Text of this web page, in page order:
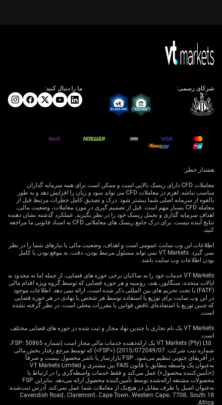
چشم‌انداز سیاست پولی و
پیامدهای بازار
با توجه به چشم‌انداز فعلی، سیاست پولی را در جای درست
می‌بینیم؛ یعنی انتظار تغییر نرخ بهره در آینده نزدیک را نداریم.
به نظر می‌رسد فدرال رزرو با ثابت نگه داشتن سیاست راحت
باقی‌مانده سال را از قیمت‌گذاری بازار کنار می‌گذاریم. این
ثبات نشان می‌دهد مشتقات نرخ بهره کوتاه‌مدت، مانند
معامله خواهند شد.
ما ریسک‌های صعودی تورم را با دقت دنبال می‌کنیم که
به‌وضوح افزایش یافته‌اند. آخرین گزارش شاخص قیمت
مصرف‌کننده (CPI) برای ماه مه ۲۰۲۶ افزایش سالانه ۳.۹٪ را
نشان داد که تأیید می‌کند فشارهای قیمتی به سرعتی که امید
می‌رفت فروکش نمی‌کنند. این پایداری، همراه با رسیدن نفت
اخیر، نشان می‌دهد باید خرید نوسان (Volatility) را از طریق
اختیارمعامله‌ها روی قراردادهای آتی اوراق قرضه در نظر
تندی نشان خواهد داد.
محرک‌های بخشی و چینش
در بازار ارز
بازار کار همچنان منبعی از قدرت است و به فدرال رزرو
انعطاف می‌دهد تا نرخ‌ها را در سطح بالا نگه دارد. جدیدترین
گزارش اشتغال از افزایش سالم ۲۰۵ هزار شغل در بخش
غیرکشاورزی (Non-farm Payrolls) حکایت داشت و نرخ
بیکاری را در سطح پایین ۳.۷٪ ثابت نگه داشت. این داده‌های
ما را دنبال کنید: شرکای رسمی:
هشدار خطر:
معاملات CFD دارای ریسک بالایی است و ممکن است برای همه سرمایه گذاران
مناسب نباشد. اهرم در معاملات CFD می تواند سود و زیان را افزایش دهد و به طور
بالقوه از سرمایه اصلی شما بیشتر شود. درک و تصدیق کامل خطرات مرتبط قبل از
معامله CFD بسیار مهم است. قبل از تصمیم گیری در مورد معاملات، وضعیت مالی،
اهداف سرمایه گذاری و تحمل ریسک خود را در نظر بگیرید. عملکرد گذشته نشان دهنده
نتایج آینده نیست. برای درک جامع ریسک های معاملاتی CFD به اسناد قانونی ما مراجعه
کنید.
اطلاعات این وب سایت عمومی است و اهداف، وضعیت مالی یا نیازهای شما را در نظر
نمی گیرد. VT Markets نمی تواند مسئول مرتبط بودن، دقت، به موقع بودن یا کامل
بودن اطلاعات وب سایت باشد.
VT Markets خدمات خود را به ساکنان برخی حوزه های قضایی، از جمله اما نه محدود به
ایالات متحده، سنگاپور، هند، روسیه و هر حوزه قضایی که توسط گروه ویژه اقدام مالی
(FATF) یا تحت تحریم های بین المللی ذکر شده است، ارائه نمی دهد. اطلاعات موجود
در این وب سایت برای توزیع یا استفاده توسط هر شخص یا نهادی در هر حوزه قضایی
که چنین توزیع یا استفاده‌ای ناقض قوانین یا مقررات محلی است، در نظر گرفته نشده
است.
VT Markets یک نام تجاری با چندین نهاد مجاز و ثبت شده در حوزه های قضایی مختلف
است.
· VT Markets (Pty) Ltd یک ارائه‌دهنده خدمات مالی مجاز است (شماره FSP: 50865،
شماره ثبت شرکت: 2015/072049/07) («FSP») که توسط مرجع رفتار بخش مالی
در آفریقای جنوبی تنظیم می‌شود. FSP بازارساز یا ناشر محصول نیست و صرفاً
به‌عنوان یک واسطه مطابق با قانون FAIS بین مشتری و VT Markets Limited
(«تأمین‌کننده محصول») عمل می‌کند و فقط خدمات واسطه‌گری را در ارتباط با
محصولات مشتقه ارائه‌شده توسط تأمین‌کننده محصول ارائه می‌دهد. بنابراین FSP
به‌عنوان اصیل یا طرف مقابل در هیچ‌یک از معاملات شما عمل نمی‌کند. آدرس ثبت‌شده:
18 Cavendish Road، Claremont، Cape Town، Western Cape، 7708، South
Africa.